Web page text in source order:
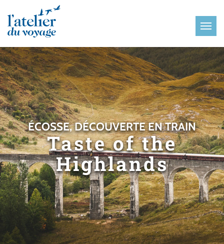
ÉCOSSE, DÉCOUVERTE EN TRAIN
Taste of the
Highlands
Panneau de gestion des cookies